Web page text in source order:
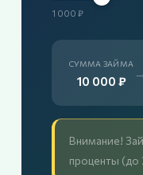
1 000 ₽
СУММА ЗАЙМА
10 000 ₽
Внимание!
проценты (до